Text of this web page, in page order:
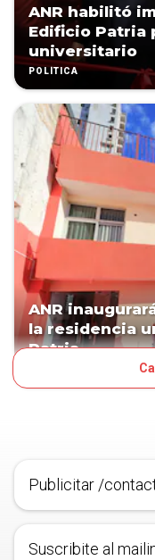
ANR habilitó
Edificio Patria
universitario
POLÍTICA
ANR
la residencia
Patria
Publicitar /
Suscribite al